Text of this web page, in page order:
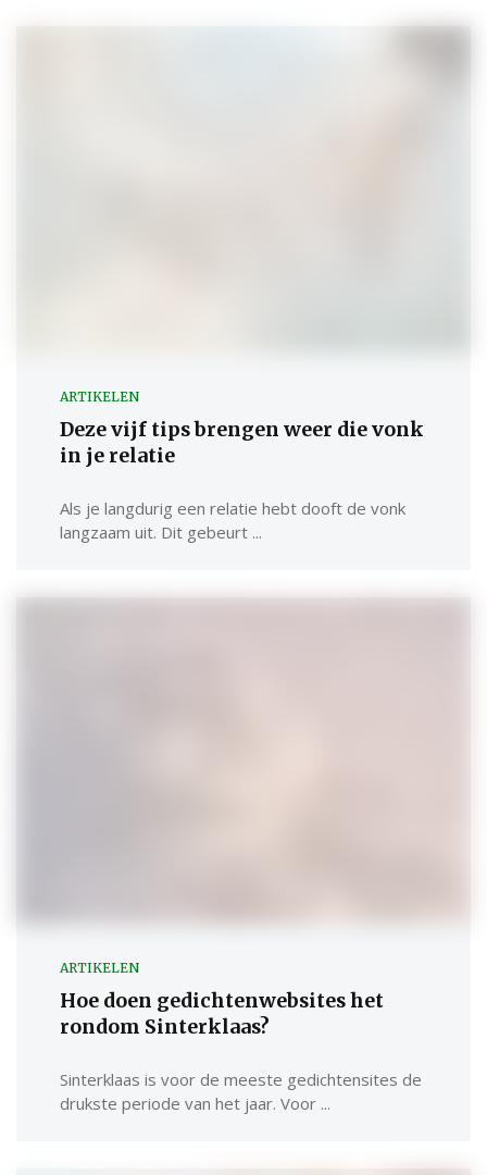
ARTIKELEN
Deze vijf tips brengen weer die vonk
in je relatie
Als je langdurig een relatie hebt dooft de vonk
langzaam uit. Dit gebeurt ...
ARTIKELEN
Hoe doen gedichtenwebsites het
rondom Sinterklaas?
Sinterklaas is voor de meeste gedichtensites de
drukste periode van het jaar. Voor ...